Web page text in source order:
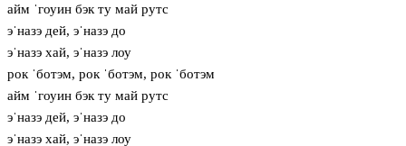
айм ˈгоуин бэк ту май рутс
эˈназэ дей, эˈназэ до
эˈназэ хай, эˈназэ лоу
рок ˈботэм, рок ˈботэм, рок ˈботэм
айм ˈгоуин бэк ту май рутс
эˈназэ дей, эˈназэ до
эˈназэ хай, эˈназэ лоу